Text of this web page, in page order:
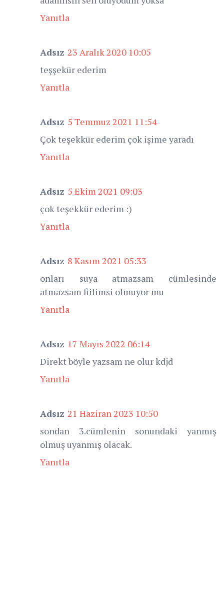
Yanıtla
Adsız 23 Aralık 2020 10:05
teşşekür ederim
Yanıtla
Adsız 5 Temmuz 2021 11:54
Çok teşekkür ederim çok işime yaradı
Yanıtla
Adsız 5 Ekim 2021 09:03
çok teşekkür ederim :)
Yanıtla
Adsız 8 Kasım 2021 05:33
onları suya atmazsam cümlesinde
atmazsam fiilimsi olmuyor mu
Yanıtla
Adsız 17 Mayıs 2022 06:14
Direkt böyle yazsam ne olur kdjd
Yanıtla
Adsız 21 Haziran 2023 10:50
sondan 3.cümlenin sonundaki yanmış
olmuş uyanmış olacak.
Yanıtla